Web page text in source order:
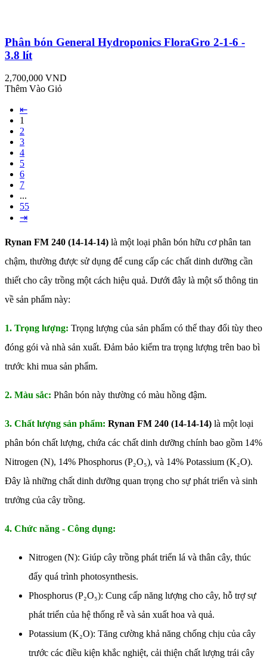
Phân bón General Hydroponics FloraGro 2-1-6 -
3.8 lít
2,700,000 VND
Thêm Vào Giỏ
⇤
1
2
3
4
5
6
7
...
55
⇥
Rynan FM 240 (14-14-14) là một loại phân bón hữu cơ phân tan
chậm, thường được sử dụng để cung cấp các chất dinh dưỡng cần
thiết cho cây trồng một cách hiệu quả. Dưới đây là một số thông tin
về sản phẩm này:
1. Trọng lượng: Trọng lượng của sản phẩm có thể thay đổi tùy theo
đóng gói và nhà sản xuất. Đảm bảo kiểm tra trọng lượng trên bao bì
trước khi mua sản phẩm.
2. Màu sắc: Phân bón này thường có màu hồng đậm.
3. Chất lượng sản phẩm: Rynan FM 240 (14-14-14) là một loại
phân bón chất lượng, chứa các chất dinh dưỡng chính bao gồm 14%
Nitrogen (N), 14% Phosphorus (P₂O₅), và 14% Potassium (K₂O).
Đây là những chất dinh dưỡng quan trọng cho sự phát triển và sinh
trưởng của cây trồng.
4. Chức năng - Công dụng:
Nitrogen (N): Giúp cây trồng phát triển lá và thân cây, thúc
đẩy quá trình photosynthesis.
Phosphorus (P₂O₅): Cung cấp năng lượng cho cây, hỗ trợ sự
phát triển của hệ thống rễ và sản xuất hoa và quả.
Potassium (K₂O): Tăng cường khả năng chống chịu của cây
trước các điều kiện khắc nghiệt, cải thiện chất lượng trái cây